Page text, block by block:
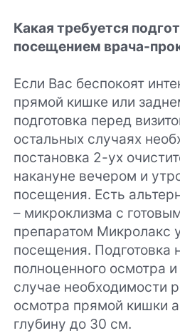
Какая требуется
посещением врача-
Если Вас беспокоят
прямой кишке или
подготовка перед
остальных случаях
постановка 2-ух
накануне вечером и
посещения. Есть
– микроклизма с
препаратом Микролакс
посещения. Подготовка
полноценного осмотра
случае необходимости
осмотра прямой кишки
глубину до 30 см.